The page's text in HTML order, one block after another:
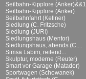
Seilbahn-Kipplore (Anker)&&1
Seilbahn-Kipplore (Anker)
Seilbahnfahrt (Kellner)
Siedlung (C. Fritzsche)
Siedlung (JURI)
Siedlungshaus (Mentor)
Siedlungshaus, abends (C....
Simsa Labim, reitend...
Skulptur, moderne (Reuter)
Smart vor Garage (Matador)
Sportwagen (Schowanek)